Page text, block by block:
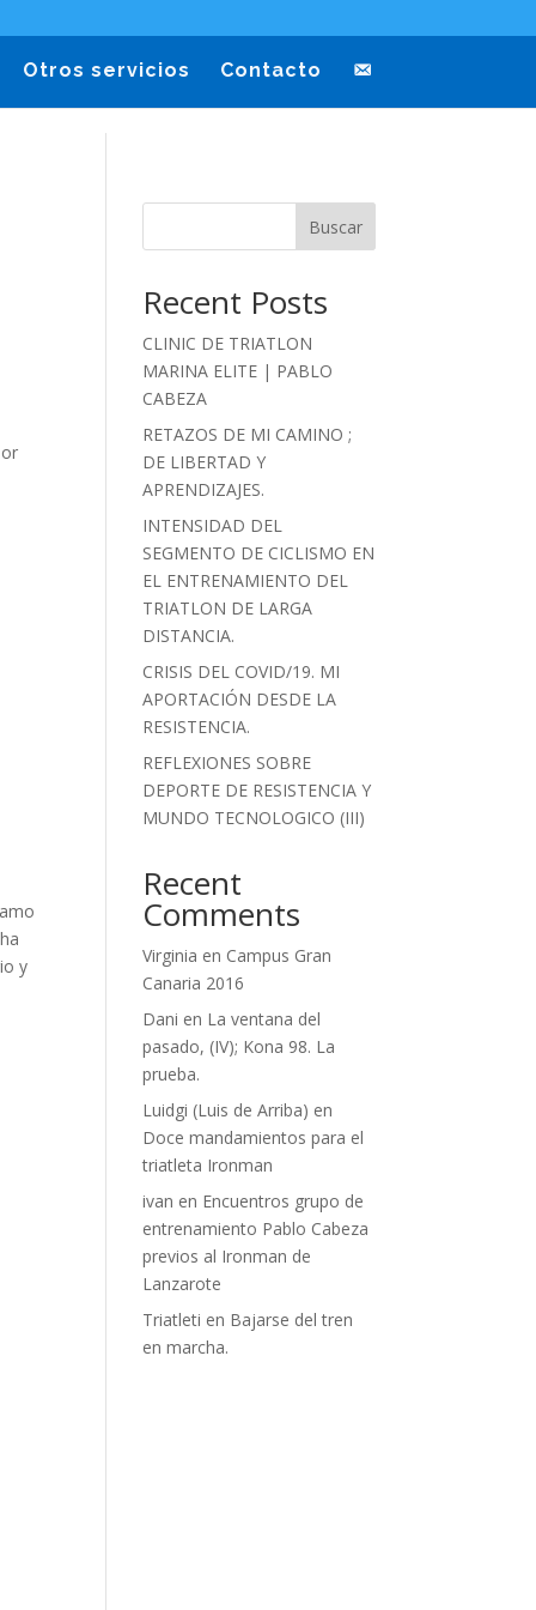
Otros servicios Contacto
y
Buscar
Recent Posts
CLINIC DE TRIATLON
MARINA ELITE | PABLO
CABEZA
RETAZOS DE MI CAMINO ;
DE LIBERTAD Y
APRENDIZAJES.
INTENSIDAD DEL
SEGMENTO DE CICLISMO EN
EL ENTRENAMIENTO DEL
TRIATLON DE LARGA
DISTANCIA.
CRISIS DEL COVID/19. MI
APORTACIÓN DESDE LA
RESISTENCIA.
REFLEXIONES SOBRE
DEPORTE DE RESISTENCIA Y
MUNDO TECNOLOGICO (III)
Recent
Comments
Virginia en Campus Gran
Canaria 2016
Dani en La ventana del
pasado, (IV); Kona 98. La
prueba.
Luidgi (Luis de Arriba) en
Doce mandamientos para el
triatleta Ironman
ivan en Encuentros grupo de
entrenamiento Pablo Cabeza
previos al Ironman de
Lanzarote
Triatleti en Bajarse del tren
en marcha.